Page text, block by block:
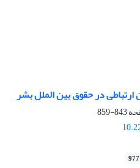
ارتباطی در حقوق بین الملل بشر
843-859